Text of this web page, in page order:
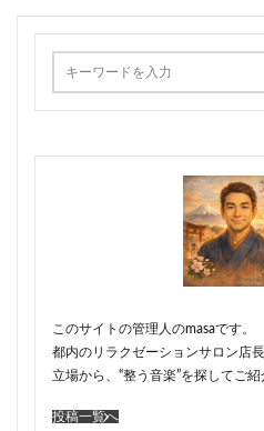
このサイトの管理人のmasaです。
都内のリラクゼーションサロン店
立場から、“整う音楽”を探してご紹
投稿一覧へ